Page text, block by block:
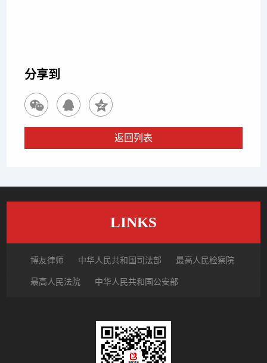
分享到
返回列表
LINKS
博友律师 中华人民共和国司法部 最高人民检察院
最高人民法院 中华人民共和国公安部
北京市朝阳区律师协会 中国裁判文书网